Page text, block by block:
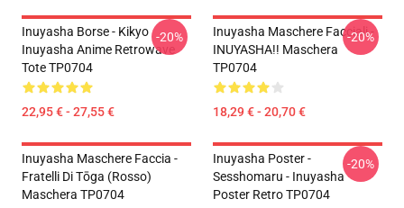
Inuyasha Borse - Kikyo
Inuyasha Anime Retrowave
Tote TP0704
22,95 € - 27,55 €
-20%
Inuyasha Maschere Facciali -
INUYASHA!! Maschera
TP0704
18,29 € - 20,70 €
-20%
Inuyasha Maschere Faccia -
Fratelli Di Tōga (rosso)
Maschera TP0704
Inuyasha Poster -
Sesshomaru - Inuyasha
Poster Retro TP0704
-20%